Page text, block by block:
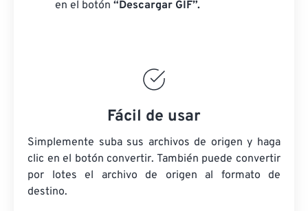
en el botón “Descargar GIF”.
Fácil de usar
Simplemente suba sus archivos de origen y haga
clic en el botón convertir. También puede convertir
por lotes el archivo de origen al formato de
destino.